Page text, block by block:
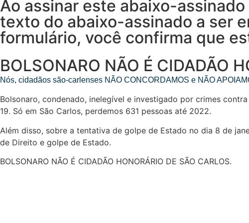
Ao assinar este abaixo-
texto do abaixo-assinado a ser
formulário, você confirma que
BOLSONARO NÃO É CIDADÃO
Nós, cidadãos são-carlenses NÃO CONCORDAMOS e NÃO
Bolsonaro, condenado, inelegível e investigado por crimes
19. Só em São Carlos, perdemos 631 pessoas até 2022.
Além disso, sobre a tentativa de golpe de Estado no dia 8 de
de Direito e golpe de Estado.
BOLSONARO NÃO É CIDADÃO HONORÁRIO DE SÃO CARLOS.